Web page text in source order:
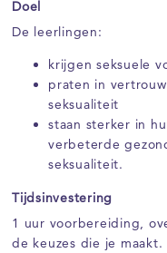
Doel
De leerlingen:
krijgen seksuele
praten in
seksualiteit
staan sterker in
verbeterde
seksualiteit.
Tijdsinvestering
1 uur voorbereiding,
de keuzes die je maakt.